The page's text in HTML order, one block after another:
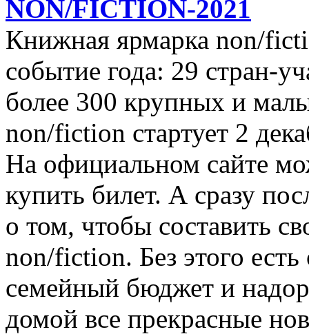
NON/FICTION-2021
Книжная ярмарка non/
событие года: 29 стран-
более 300 крупных и
non/fiction стартует 2
На официальном сайте
купить билет. А сразу
о том, чтобы составить
non/fiction. Без этого есть
семейный бюджет и
домой все прекрасные